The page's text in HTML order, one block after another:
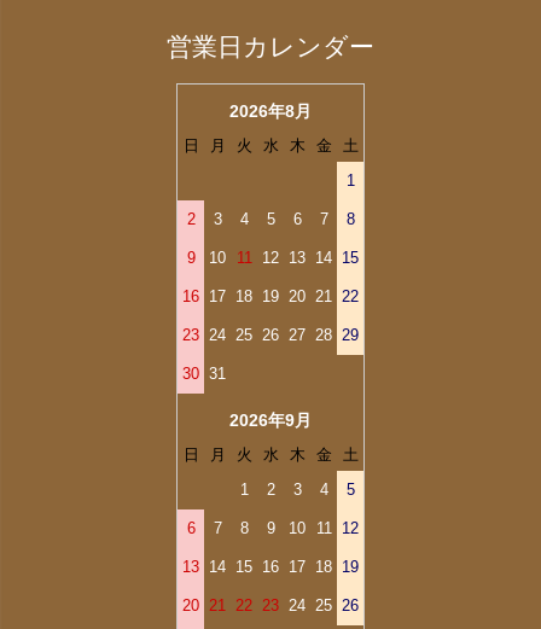
営業日カレンダー
2026年8月
日 月 火 水 木 金
土
1
2 3 4 5 6 7 8
9 10 11 12 13 14 15
16 17 18 19 20 21 22
23 24 25 26 27 28 29
30 31
2026年9月
日 月 火 水 木 金
土
1
2 3 4 5
6 7 8 9 10 11 12
13 14 15 16 17 18 19
20 21 22 23 24 25 26